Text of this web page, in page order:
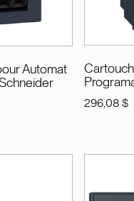
Automat
Schneider
296,08 $